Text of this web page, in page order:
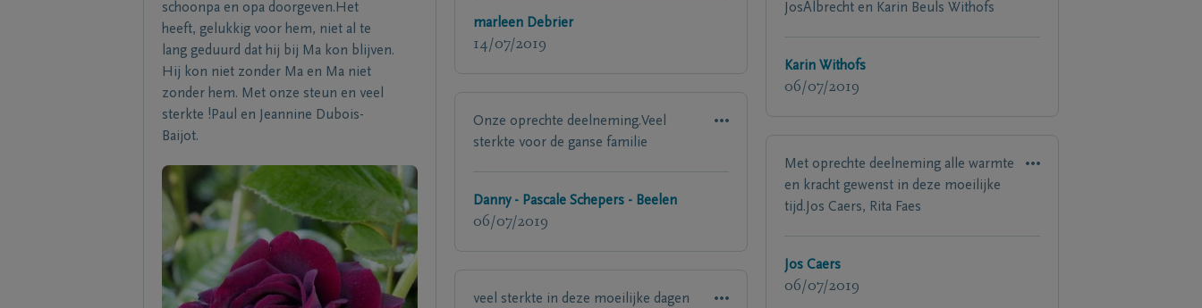
schoonpa en opa doorgeven.Het
heeft, gelukkig voor hem, niet al te
lang geduurd dat hij bij Ma kon blijven.
Hij kon niet zonder Ma en Ma niet
zonder hem. Met onze steun en veel
sterkte !Paul en Jeannine Dubois-
Baijot.
marleen Debrier
14/07/2019
Onze oprechte deelneming.Veel
sterkte voor de ganse familie
Danny - Pascale Schepers - Beelen
06/07/2019
veel sterkte in deze moeilijke dagen
JosAlbrecht en Karin Beuls Withofs
Karin Withofs
06/07/2019
Met oprechte deelneming alle warmte
en kracht gewenst in deze moeilijke
tijd.Jos Caers, Rita Faes
Jos Caers
06/07/2019